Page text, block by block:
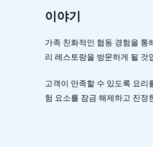
이야기
가족 친화적인 협동 경험을 통
리 레스토랑을 방문하게 될 것
고객이 만족할 수 있도록 요리
험 요소를 잠금 해제하고 진정